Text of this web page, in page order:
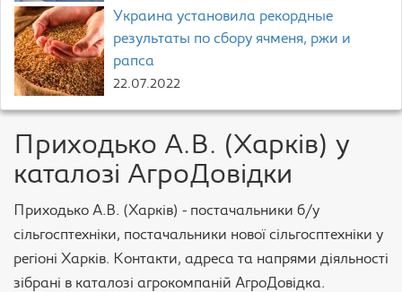
Украина установила рекордные
результаты по сбору ячменя, ржи и
рапса
22.07.2022
Приходько А.В. (Харків) у
каталозі АгроДовідки
Приходько А.В. (Харків) - постачальники б/у
сільгосптехніки, постачальники нової сільгосптехніки у
регіоні Харків. Контакти, адреса та напрями діяльності
зібрані в каталозі агрокомпаній АгроДовідка.